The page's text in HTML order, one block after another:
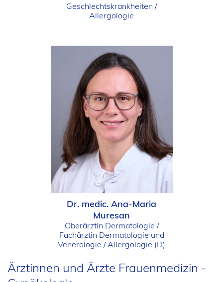
Geschlechtskrankheiten /
Allergologie
Dr. medic. Ana-Maria
Muresan
Oberärztin Dermatologie /
Fachärztin Dermatologie und
Venerologie / Allergologie (D)
Ärztinnen und Ärzte Frauenmedizin -